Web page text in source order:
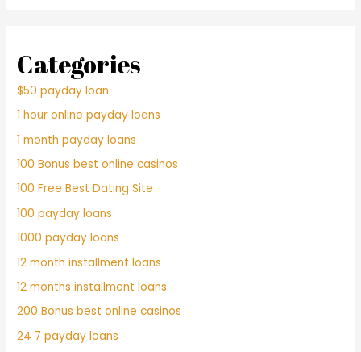
Categories
$50 payday loan
1 hour online payday loans
1 month payday loans
100 Bonus best online casinos
100 Free Best Dating Site
100 payday loans
1000 payday loans
12 month installment loans
12 months installment loans
200 Bonus best online casinos
24 7 payday loans